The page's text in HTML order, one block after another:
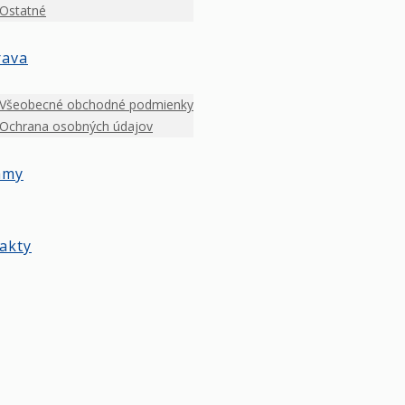
Ostatné
Všeobecné obchodné podmienky
Ochrana osobných údajov